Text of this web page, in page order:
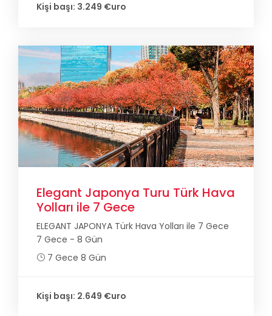
Kişi başı: 3.249 €uro
Elegant Japonya Turu Türk Hava
Yolları ile 7 Gece
ELEGANT JAPONYA Türk Hava Yolları ile 7 Gece
7 Gece - 8 Gün
7 Gece 8 Gün
Kişi başı: 2.649 €uro